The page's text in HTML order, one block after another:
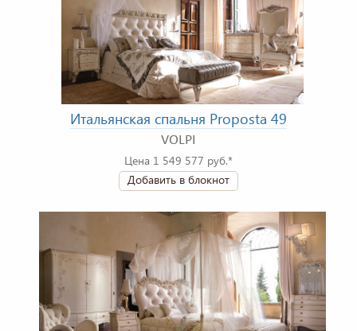
Итальянская спальня Proposta 49
VOLPI
Цена 1 549 577 руб.*
Добавить в блокнот